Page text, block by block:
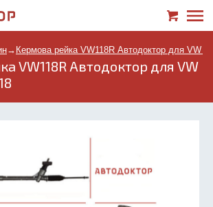
→ Кермова рейка VW118R Автодоктор для VW
VW118R Автодоктор для VW